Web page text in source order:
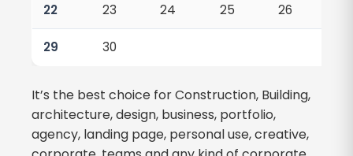
22 23 24 25 26
29 30
It’s the best choice for Construction, Building,
architecture, design, business, portfolio,
agency, landing page, personal use, creative,